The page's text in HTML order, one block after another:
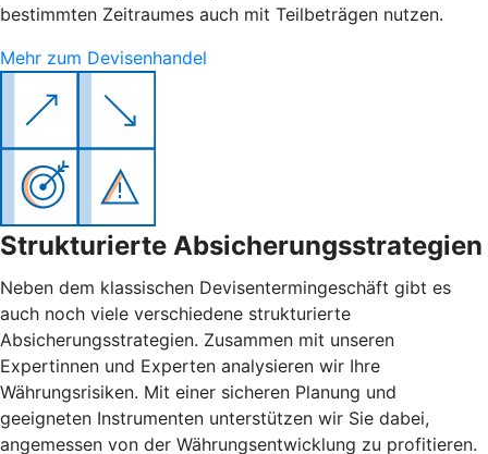
bestimmten Zeitraumes auch mit Teilbeträgen nutzen.
Mehr zum Devisenhandel
Strukturierte Absicherungsstrategien
Neben dem klassischen Devisentermingeschäft gibt es
auch noch viele verschiedene strukturierte
Absicherungsstrategien. Zusammen mit unseren
Expertinnen und Experten analysieren wir Ihre
Währungsrisiken. Mit einer sicheren Planung und
geeigneten Instrumenten unterstützen wir Sie dabei,
angemessen von der Währungsentwicklung zu profitieren.